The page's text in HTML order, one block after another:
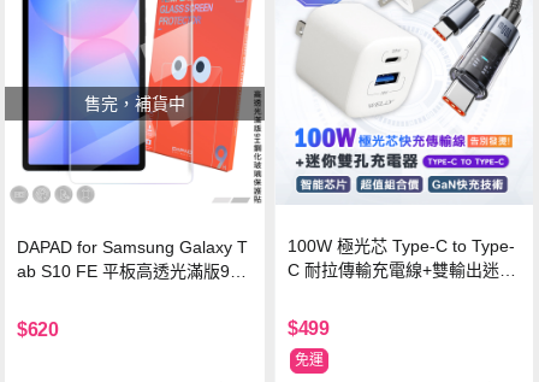
售完，補貨中
DAPAD for Samsung Galaxy T
ab S10 FE 平板高透光滿版9H
$620
100W 極光芯 Type-C to Type-
C 耐拉傳輸充電線+雙輸出迷你
$499
免運